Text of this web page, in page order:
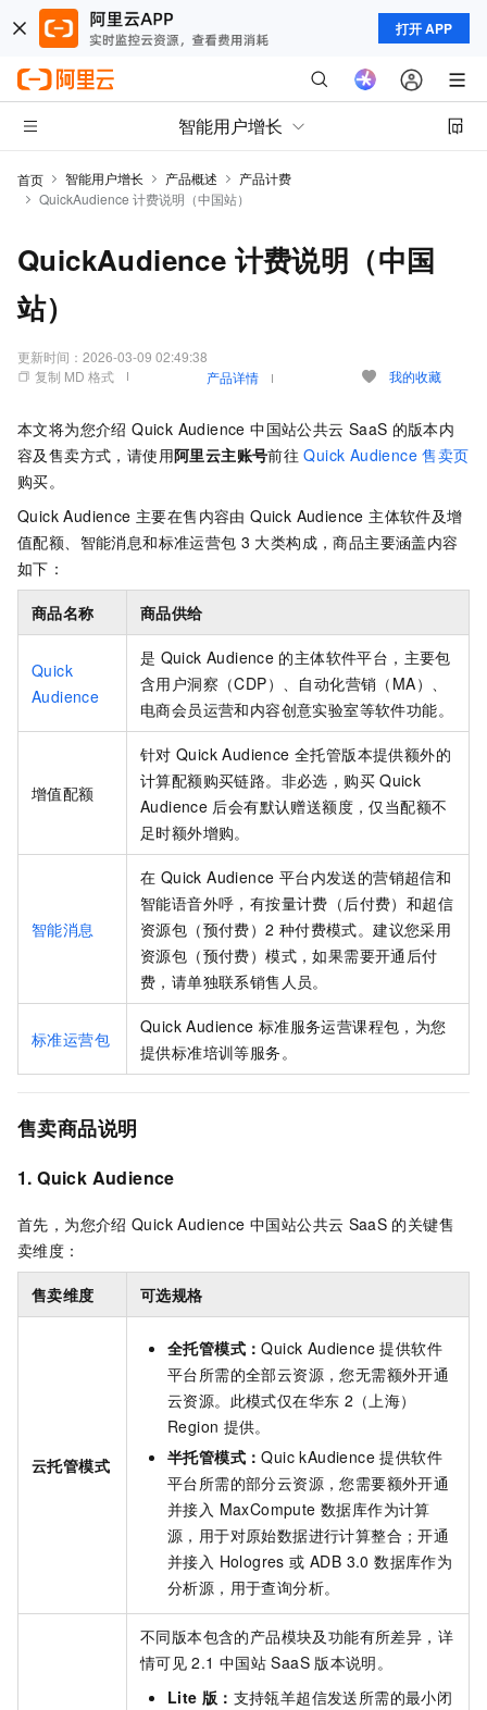
打开 APP
智能用户增长
首页 智能用户增长 产品概述
产品计费
QuickAudience 计费说明（中国站）
QuickAudience 计费说明（中国
站）
更新时间： 2026-03-09 02:49:38
复制 MD 格式
产品详情 我的收藏
本文将为您介绍 Quick Audience 中国站公共云 SaaS 的版本内
容及售卖方式，请使用阿里云主账号前往 Quick Audience 售卖页
购买。
Quick Audience 主要在售内容由 Quick Audience 主体软件及增
值配额、智能消息和标准运营包 3 大类构成，商品主要涵盖内容
如下：
商品名称 商品供给
Quick
Audience
是 Quick Audience 的主体软件平台，主要包
含用户洞察（CDP）、自动化营销（MA） 、
电商会员运营和内容创意实验室等软件功能。
增值配额
针对 Quick Audience 全托管版本提供额外的
计算配额购买链路。非必选，购买 Quick
Audience 后会有默认赠送额度，仅当配额不
足时额外增购。
智能消息
在 Quick Audience 平台内发送的营销超信和
智能语音外呼，有按量计费（后付费）和超信
资源包（预付费）2 种付费模式。建议您采用
资源包（预付费）模式，如果需要开通后付
费，请单独联系销售人员。
标准运营包
Quick Audience 标准服务运营课程包，为您
提供标准培训等服务。
售卖商品说明
1. Quick Audience
首先，为您介绍 Quick Audience 中国站公共云 SaaS 的关键售
卖维度：
售卖维度 可选规格
云托管模式
全托管模式：Quick Audience 提供软件
平台所需的全部云资源，您无需额外开通
云资源。此模式仅在华东 2（上海）
Region 提供。
半托管模式：Quic kAudience 提供软件
平台所需的部分云资源，您需要额外开通
并接入 MaxCompute 数据库作为计算
源，用于对原始数据进行计算整合；开通
并接入 Hologres 或 ADB 3.0 数据库作为
分析源，用于查询分析。
不同版本包含的产品模块及功能有所差异，详
情可见 2.1 中国站 SaaS 版本说明。
Lite 版： 支持瓴羊超信发送所需的最小闭